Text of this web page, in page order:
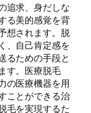
追求、身だしな
る美的感覚を背
想されます。脱
、自己肯定感を
るための手段と
す。医療脱毛
の医療機器を用
ことができる治
毛を実現するた